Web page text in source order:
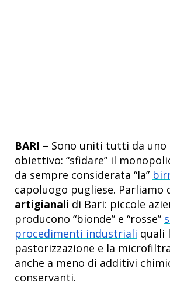
BARI – Sono uniti tutti da uno
obiettivo: “sfidare” il
da sempre considerata “la”
capoluogo pugliese. Parliamo
artigianali di Bari: piccole
producono “bionde” e “rosse”
procedimenti industriali quali
pastorizzazione e la
anche a meno di additivi
conservanti.